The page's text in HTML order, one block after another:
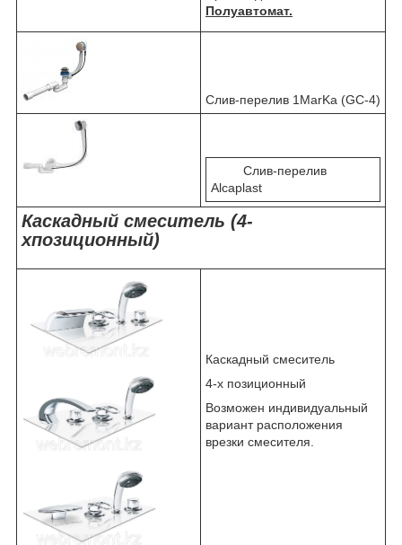
Полуавтомат.
Слив-перелив 1MarKa (GC-4)
Слив-перелив
Alcaplast
Каскадный смеситель (4-
хпозиционный)
Каскадный смеситель
4-х позиционный
Возможен индивидуальный
вариант расположения
врезки смесителя.